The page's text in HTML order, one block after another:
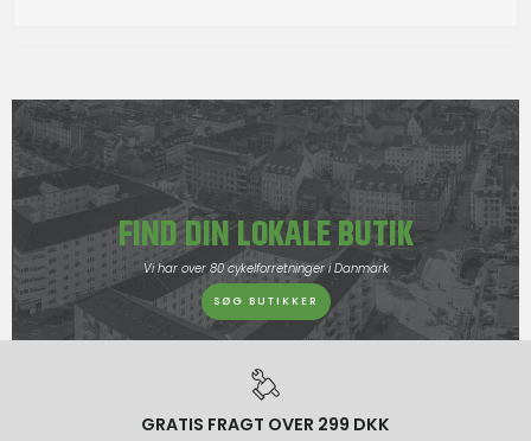
FIND DIN LOKALE BUTIK
Vi har over 80 cykelforretninger i Danmark
SØG BUTIKKER
GRATIS FRAGT OVER 299 DKK